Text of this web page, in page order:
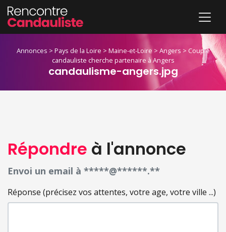
Annonces > Pays de la Loire > Maine-et-Loire > Angers > Couple
candauliste cherche partenaire à Angers
candaulisme-angers.jpg
Répondre à l'annonce
Envoi un email à *****@******.**
Réponse (précisez vos attentes, votre age, votre ville ...)